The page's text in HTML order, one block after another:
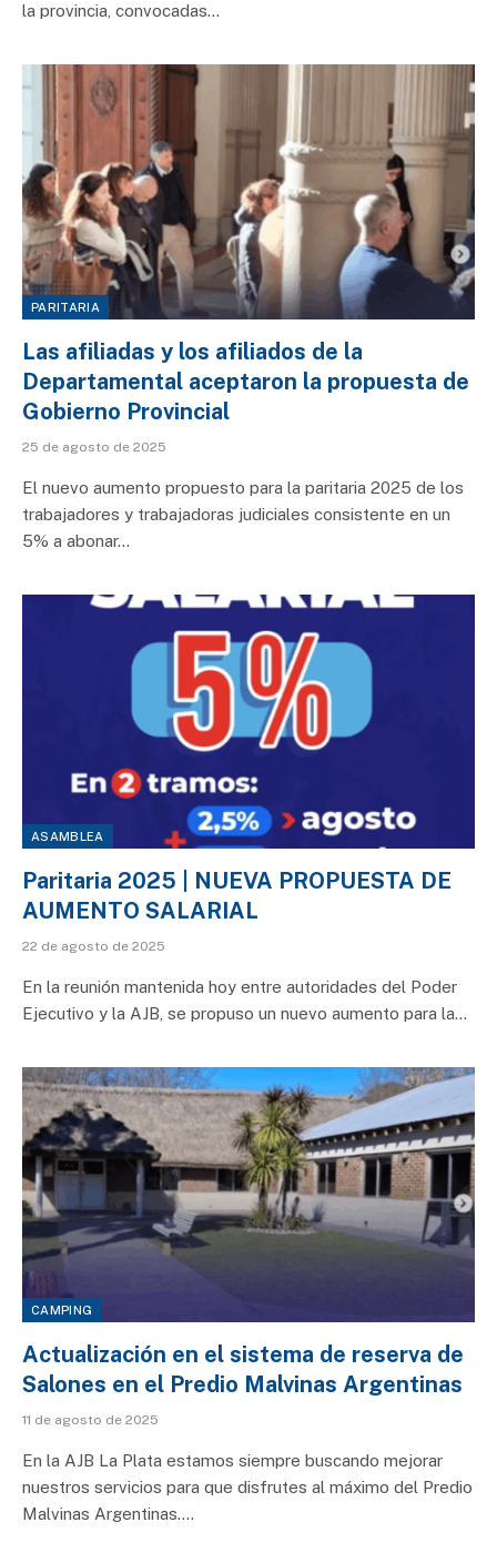
la provincia, convocadas…
PARITARIA
Las afiliadas y los afiliados de la
Departamental aceptaron la propuesta de
Gobierno Provincial
25 de agosto de 2025
El nuevo aumento propuesto para la paritaria 2025 de los
trabajadores y trabajadoras judiciales consistente en un
5% a abonar…
ASAMBLEA
Paritaria 2025 | NUEVA PROPUESTA DE
AUMENTO SALARIAL
22 de agosto de 2025
En la reunión mantenida hoy entre autoridades del Poder
Ejecutivo y la AJB, se propuso un nuevo aumento para la…
CAMPING
Actualización en el sistema de reserva de
Salones en el Predio Malvinas Argentinas
11 de agosto de 2025
En la AJB La Plata estamos siempre buscando mejorar
nuestros servicios para que disfrutes al máximo del Predio
Malvinas Argentinas.…